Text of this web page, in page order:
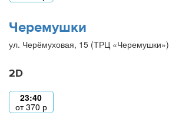
Черемушки
ул. Черёмуховая, 15 (ТРЦ «Черемушки»)
2D
23:40
от370 р